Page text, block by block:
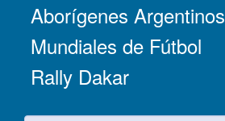
Aborígenes Argentinos
Mundiales de Fútbol
Rally Dakar